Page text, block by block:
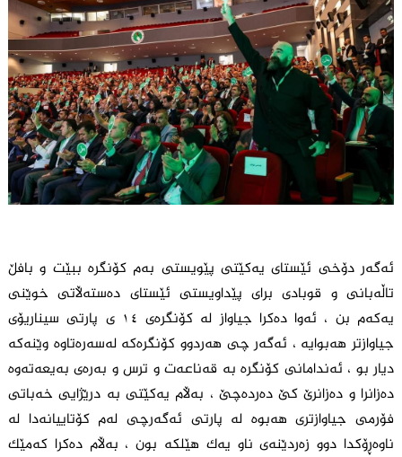
ئەگەر دۆخی ئێستای یەکێتی پێویستی بەم کۆنگرە ببێت و بافڵ
تاڵەبانی و قوبادی برای پێداویستی ئێستای دەستەڵاتی خوێنی
یەکەم بن ، ئەوا دەکرا جیاواز لە کۆنگرەی ١٤ ی پارتی سیناریۆی
جیاوازتر هەبوایە ، ئەگەر چی هەردوو کۆنگرەکە لەسەرەتاوە وێنەکە
دیار بو ، ئەندامانی کۆنگرە بە قەناعەت و ترس و بەرەی بەیعەتەوە
دەزانرا و دەزانرێ کێ دەردەچێ ، بەڵام یەکێتی بە درێژایی خەباتی
فۆرمی جیاوازتری هەبوە لە پارتی ئەگەرچی لەم کۆتاییانەدا لە
ناوەڕۆکدا دوو زەردێنەی ناو یەک هێلکە بون ، بەڵام دەکرا کەمێک